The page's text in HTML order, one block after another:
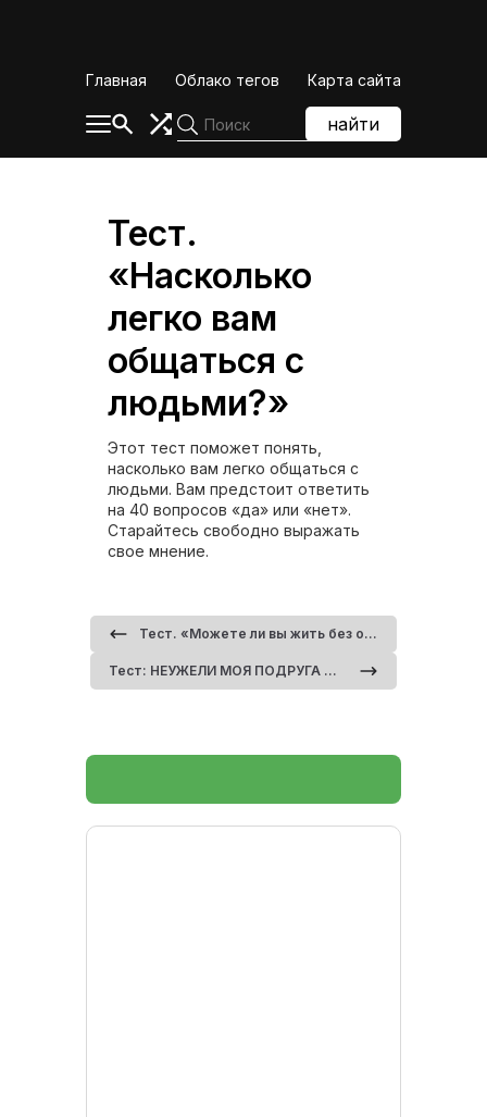
Главная
Облако тегов Карта сайта
найти
Тест.
«Насколько
легко вам
общаться с
людьми?»
Этот тест поможет понять,
насколько вам легко общаться с
людьми. Вам предстоит ответить
на 40 вопросов «да» или «нет».
Старайтесь свободно выражать
свое мнение.
Тест. «Можете ли вы жить без общения?» Часть 2
Тест: НЕУЖЕЛИ МОЯ ПОДРУГА — СТЕРВА?